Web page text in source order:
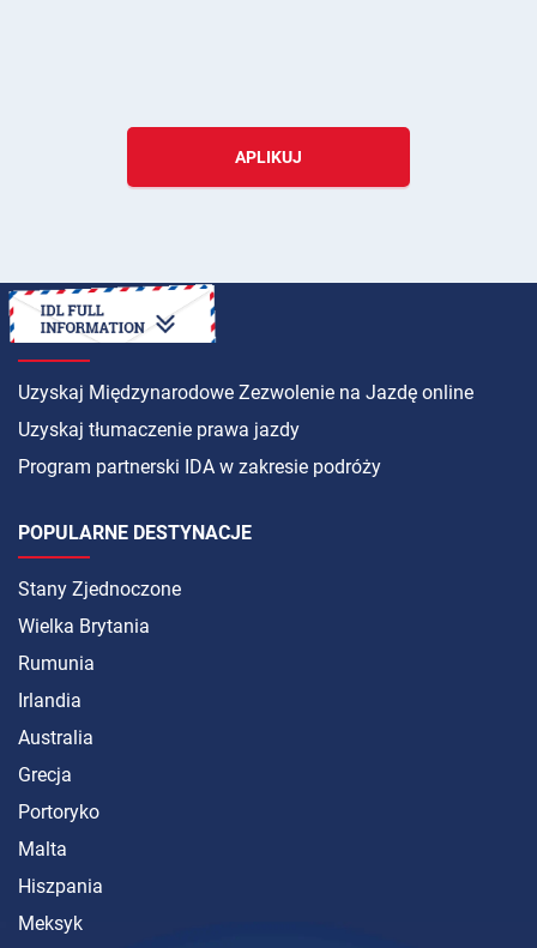
APLIKUJ
INSTRUKCJA
Uzyskaj Międzynarodowe Zezwolenie na Jazdę online
Uzyskaj tłumaczenie prawa jazdy
Program partnerski IDA w zakresie podróży
POPULARNE DESTYNACJE
Stany Zjednoczone
Wielka Brytania
Rumunia
Irlandia
Australia
Grecja
Portoryko
Malta
Hiszpania
Meksyk